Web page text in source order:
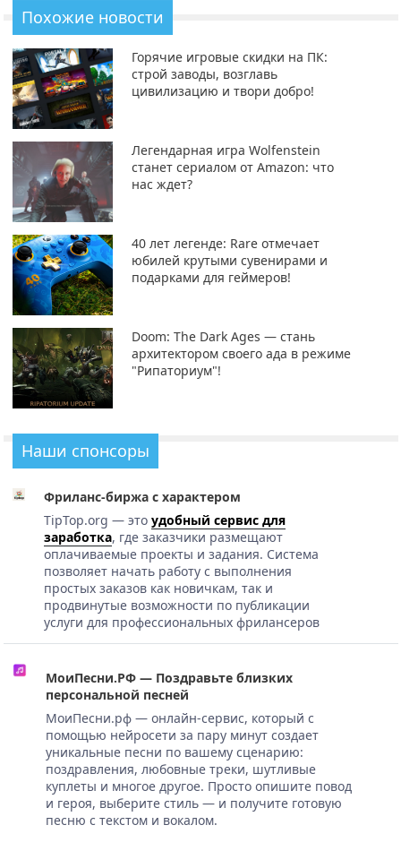
Похожие новости
Горячие игровые скидки на ПК:
строй заводы, возглавь
цивилизацию и твори добро!
Легендарная игра Wolfenstein
станет сериалом от Amazon: что
нас ждет?
40 лет легенде: Rare отмечает
юбилей крутыми сувенирами и
подарками для геймеров!
Doom: The Dark Ages — стань
архитектором своего ада в режиме
"Рипаториум"!
Наши спонсоры
Фриланс-биржа с характером
TipTop.org — это удобный сервис для
заработка, где заказчики размещают
оплачиваемые проекты и задания. Система
позволяет начать работу с выполнения
простых заказов как новичкам, так и
продвинутые возможности по публикации
услуги для профессиональных фрилансеров
МоиПесни.РФ — Поздравьте близких
персональной песней
МоиПесни.рф — онлайн-сервис, который с
помощью нейросети за пару минут создает
уникальные песни по вашему сценарию:
поздравления, любовные треки, шутливые
куплеты и многое другое. Просто опишите повод
и героя, выберите стиль — и получите готовую
песню с текстом и вокалом.